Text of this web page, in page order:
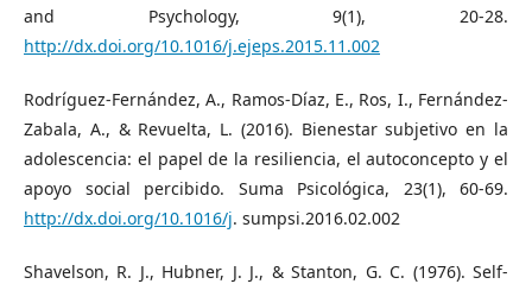
and Psychology, 9(1), 20-28.
http://dx.doi.org/10.1016/j.ejeps.2015.11.002
Rodríguez-Fernández, A., Ramos-Díaz, E., Ros, I., Fernández-
Zabala, A., & Revuelta, L. (2016). Bienestar subjetivo en la
adolescencia: el papel de la resiliencia, el autoconcepto y el
apoyo social percibido. Suma Psicológica, 23(1), 60-69.
http://dx.doi.org/10.1016/j. sumpsi.2016.02.002
Shavelson, R. J., Hubner, J. J., & Stanton, G. C. (1976). Self-